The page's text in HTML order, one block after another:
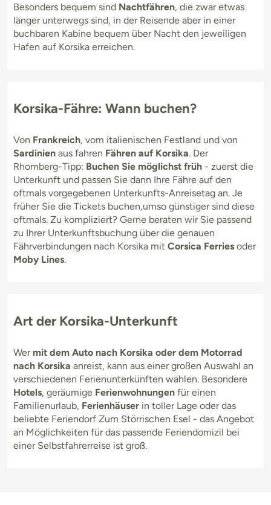
Besonders bequem sind Nachtfähren, die zwar etwas
länger unterwegs sind, in der Reisende aber in einer
buchbaren Kabine bequem über Nacht den jeweiligen
Hafen auf Korsika erreichen.
Korsika-Fähre: Wann buchen?
Von Frankreich, vom italienischen Festland und von
Sardinien aus fahren Fähren auf Korsika. Der
Rhomberg-Tipp: Buchen Sie möglichst früh - zuerst die
Unterkunft und passen Sie dann Ihre Fähre auf den
oftmals vorgegebenen Unterkunfts-Anreisetag an. Je
früher Sie die Tickets buchen,umso günstiger sind diese
oftmals. Zu kompliziert? Gerne beraten wir Sie passend
zu Ihrer Unterkunftsbuchung über die genauen
Fährverbindungen nach Korsika mit Corsica Ferries oder
Moby Lines.
Art der Korsika-Unterkunft
Wer mit dem Auto nach Korsika oder dem Motorrad
nach Korsika anreist, kann aus einer großen Auswahl an
verschiedenen Ferienunterkünften wählen. Besondere
Hotels, geräumige Ferienwohnungen für einen
Familienurlaub, Ferienhäuser in toller Lage oder das
beliebte Feriendorf Zum Störrischen Esel - das Angebot
an Möglichkeiten für das passende Feriendomizil bei
einer Selbstfahrerreise ist groß.